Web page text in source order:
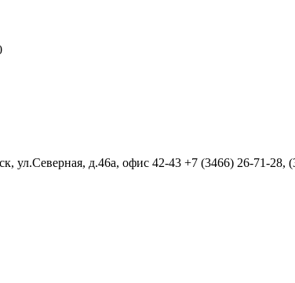
ул.Северная, д.46а, офис 42-43 +7 (3466) 26-71-28,